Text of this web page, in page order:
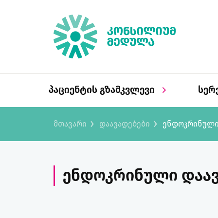
პაციენტის გზამკვლევი
მთავარი დაავადებები
ენდოკრინული